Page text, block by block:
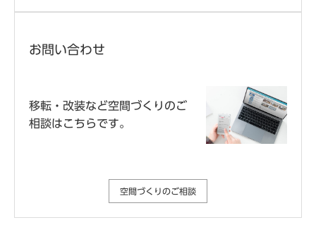
お問い合わせ
移転・改装など空間づくりのご
相談はこちらです。
空間づくりのご相談